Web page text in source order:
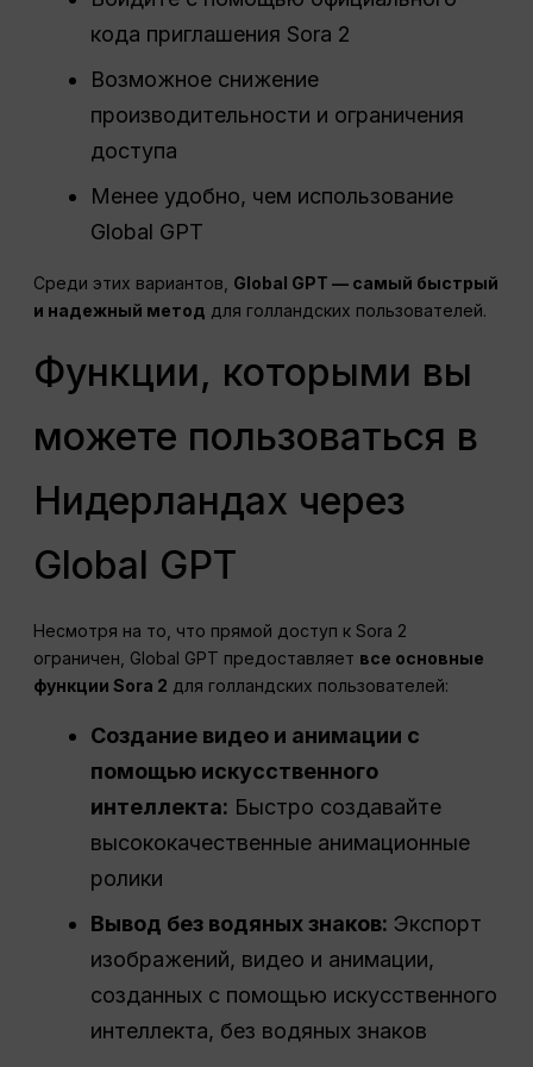
кода приглашения Sora 2
Возможное снижение
производительности и ограничения
доступа
Менее удобно, чем использование
Global GPT
Среди этих вариантов, Global GPT — самый быстрый
и надежный метод для голландских пользователей.
Функции, которыми вы
можете пользоваться в
Нидерландах через
Global GPT
Несмотря на то, что прямой доступ к Sora 2
ограничен, Global GPT предоставляет все основные
функции Sora 2 для голландских пользователей:
Создание видео и анимации с
помощью искусственного
интеллекта: Быстро создавайте
высококачественные анимационные
ролики
Вывод без водяных знаков: Экспорт
изображений, видео и анимации,
созданных с помощью искусственного
интеллекта, без водяных знаков